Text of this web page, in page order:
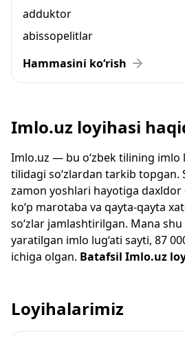
adduktor
abissopelitlar
Hammasini ko‘rish
Imlo.uz loyihasi
Imlo.uz — bu o‘zbek tilining imlo
tilidagi so‘zlardan tarkib topgan.
zamon yoshlari hayotiga daxldor
ko‘p marotaba va qayta-qayta
so‘zlar jamlashtirilgan. Mana shu
yaratilgan imlo lug‘ati sayti, 87
ichiga olgan. Batafsil Imlo.uz
Loyihalarimiz